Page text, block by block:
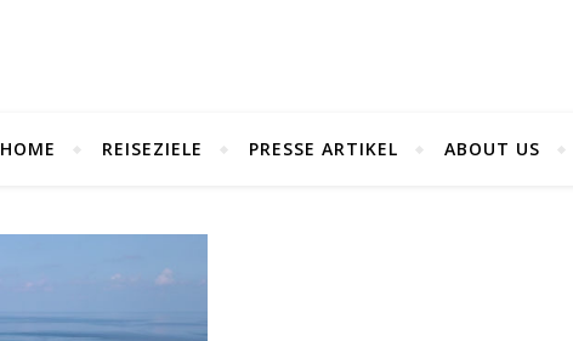
HOME REISEZIELE PRESSE ARTIKEL ABOUT US